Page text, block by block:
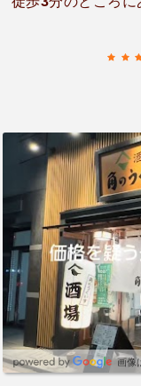
和の大衆酒場」を
る醤油で煮込んだ
り込んだ「うぐい
ブルな価格で楽し
飲みやしっかり食
用ができるお店で
炊き319円(税込)・
色箱 五種盛り
ラ 462円(税込)・
たこ焼き 439円(税
画像